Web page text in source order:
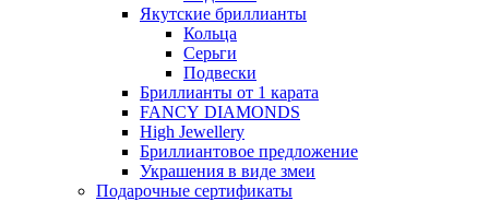
Якутские бриллианты
Кольца
Серьги
Подвески
Бриллианты от 1 карата
FANCY DIAMONDS
High Jewellery
Бриллиантовое предложение
Украшения в виде змеи
Подарочные сертификаты